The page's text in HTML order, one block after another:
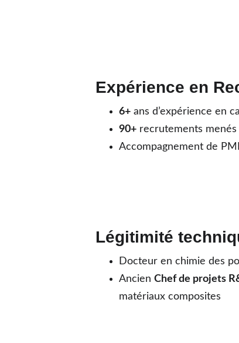
Expérience en
6+ ans d’expérience en
90+ recrutements menés
Accompagnement de
Légitimité
Docteur en chimie des
Ancien Chef de projets
matériaux composites